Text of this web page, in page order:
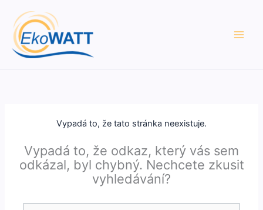
obsah
Vypadá to, že tato stránka neexistuje.
Vypadá to, že odkaz, který vás sem
odkázal, byl chybný. Nechcete zkusit
vyhledávání?